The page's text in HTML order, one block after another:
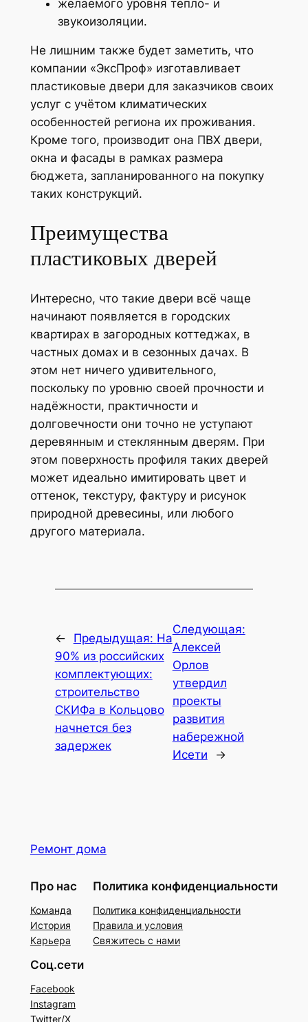
желаемого уровня тепло- и
звукоизоляции.
Не лишним также будет заметить, что
компании «ЭксПроф» изготавливает
пластиковые двери для заказчиков своих
услуг с учётом климатических
особенностей региона их проживания.
Кроме того, производит она ПВХ двери,
окна и фасады в рамках размера
бюджета, запланированного на покупку
таких конструкций.
Преимущества
пластиковых дверей
Интересно, что такие двери всё чаще
начинают появляется в городских
квартирах в загородных коттеджах, в
частных домах и в сезонных дачах. В
этом нет ничего удивительного,
поскольку по уровню своей прочности и
надёжности, практичности и
долговечности они точно не уступают
деревянным и стеклянным дверям. При
этом поверхность профиля таких дверей
может идеально имитировать цвет и
оттенок, текстуру, фактуру и рисунок
природной древесины, или любого
другого материала.
← Предыдущая: На
90% из российских
комплектующих:
строительство
СКИФа в Кольцово
начнется без
задержек
Следующая:
Алексей
Орлов
утвердил
проекты
развития
набережной
Исети
→
Ремонт дома
Про нас
Команда
История
Карьера
Политика конфиденциальности
Политика конфиденциальности
Правила и условия
Свяжитесь с нами
Соц.сети
Facebook
Instagram
Twitter/X